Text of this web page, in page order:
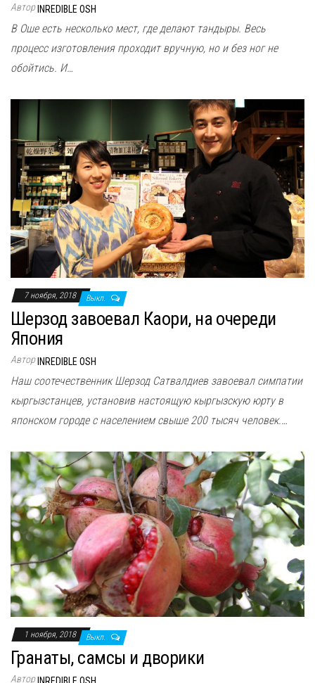
Автор INREDIBLE OSH
В Оше есть несколько мест, где делают тандыры. Весь
процесс изготовления проходит вручную, но и без ног не
обойтись. И…
7 ноября, 2018 Выкл.
Шерзод завоевал Каори, на очереди
Япония
Автор INREDIBLE OSH
Наш соотечественник Шерзод Сатвалдиев завоевал симпатии
кыргызстанцев, установив настоящую кыргызскую юрту в
японском городе с населением свыше 200 тысяч человек.…
1 ноября, 2018 Выкл.
Гранаты, самсы и дворики
Автор